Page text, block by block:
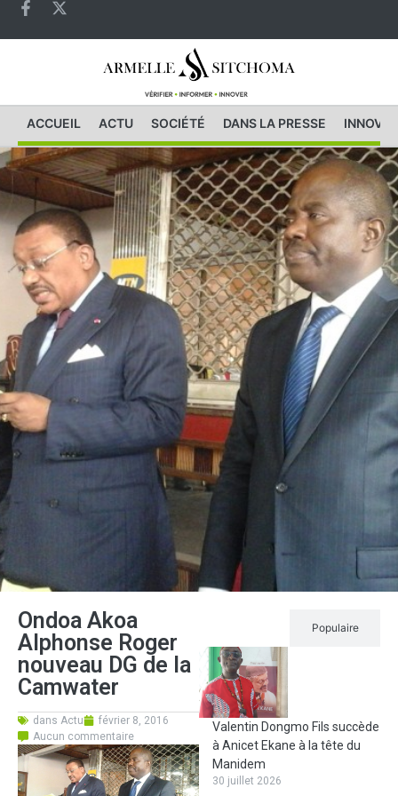
ACCUEIL ACTU SOCIÉTÉ DANS LA PRESSE
Ondoa Akoa
Alphonse Roger
nouveau DG de la
Camwater
dans Actu
février 8, 2016
Aucun commentaire
Populaire
Valentin Dongmo Fils succède
à Anicet Ekane à la tête du
Manidem
30 juillet 2026